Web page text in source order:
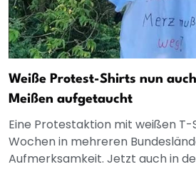
Weiße Protest-Shirts nun
Meißen aufgetaucht
Eine Protestaktion mit weißen
Wochen in mehreren
Aufmerksamkeit. Jetzt auch in